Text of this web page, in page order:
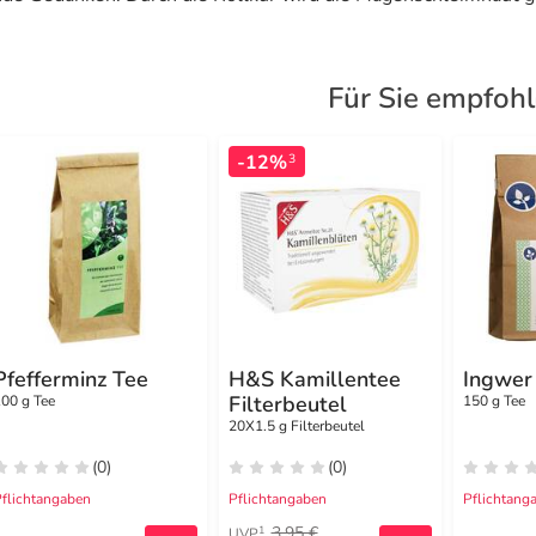
Für Sie
Tee
g Tee
(0)
-12%3
H&S Kamillentee
Filterbeutel
20X1.5 g Filterbeutel
(0)
Pflichtangaben
1
150 g Tee